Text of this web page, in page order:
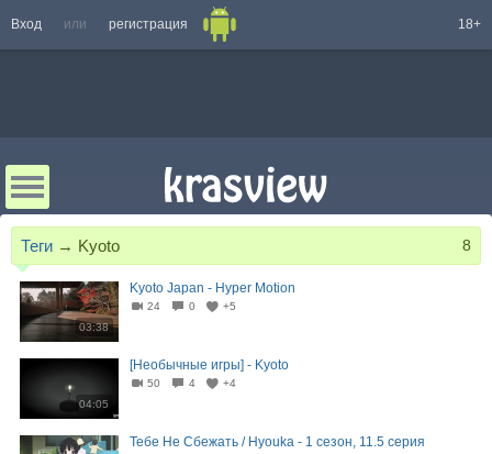
Вход или регистрация 18+
Теги → Kyoto 8
03:38
Kyoto Japan - Hyper Motion
24 0 +5
04:05
[Необычные игры] - Kyoto
50 4 +4
Тебе Не Сбежать / Hyouka - 1 сезон, 11.5 серия